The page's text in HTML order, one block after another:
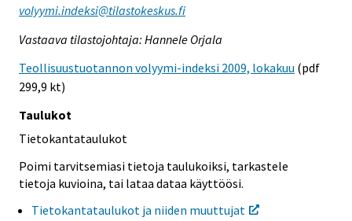
volyymi.indeksi@tilastokeskus.fi
Vastaava tilastojohtaja: Hannele Orjala
Teollisuustuotannon volyymi-indeksi 2009, lokakuu (pdf
299,9 kt)
Taulukot
Tietokantataulukot
Poimi tarvitsemiasi tietoja taulukoiksi, tarkastele
tietoja kuvioina, tai lataa dataa käyttöösi.
Tietokantataulukot ja niiden muuttujat